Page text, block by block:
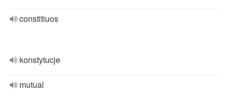
constitiuos
konstytucje
mutual